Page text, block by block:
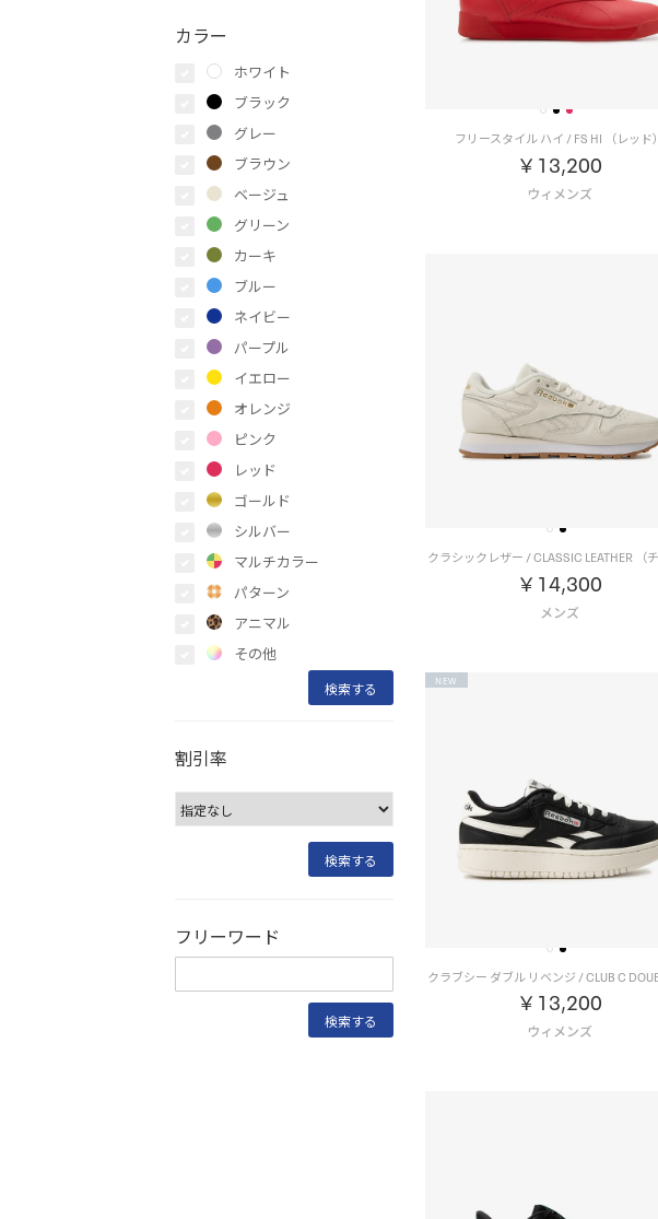
カラー
ホワイト
ブラック
グレー
ブラウン
ベージュ
グリーン
カーキ
ブルー
ネイビー
パープル
イエロー
オレンジ
ピンク
レッド
ゴールド
シルバー
マルチカラー
パターン
アニマル
その他
割引率
フリーワード
フリースタイル ハイ / FS HI （レッド）
￥13,200
￥14,300
￥13,200
NEW